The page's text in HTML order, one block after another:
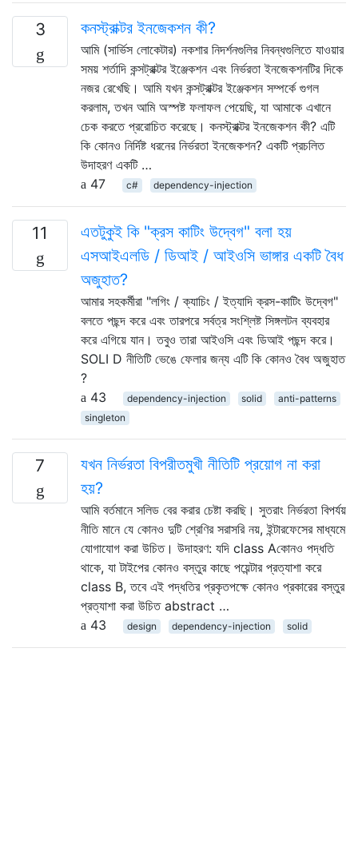
3 কনস্ট্রাক্টর ইনজেকশন কী?
আমি (সার্ভিস লোকেটার) নকশার নিদর্শনগুলির নিবন্ধগুলিতে যাওয়ার
সময় শর্তাদি কন্সট্রাক্টর ইঞ্জেকশন এবং নির্ভরতা ইনজেকশনটির দিকে
নজর রেখেছি। আমি যখন কন্সট্রাক্টর ইঞ্জেকশন সম্পর্কে গুগল
করলাম, তখন আমি অস্পষ্ট ফলাফল পেয়েছি, যা আমাকে এখানে
চেক করতে প্ররোচিত করেছে। কনস্ট্রাক্টর ইনজেকশন কী? এটি
কি কোনও নির্দিষ্ট ধরনের নির্ভরতা ইনজেকশন? একটি প্রচলিত
উদাহরণ একটি …
47
c# dependency-injection
11
এতটুকুই কি "ক্রস কাটিং উদ্বেগ" বলা হয়
এসআইএলডি / ডিআই / আইওসি ভাঙ্গার একটি বৈধ
অজুহাত?
আমার সহকর্মীরা "লগিং / ক্যাচিং / ইত্যাদি ক্রস-কাটিং উদ্বেগ"
বলতে পছন্দ করে এবং তারপরে সর্বত্র সংশ্লিষ্ট সিঙ্গলটন ব্যবহার
করে এগিয়ে যান। তবুও তারা আইওসি এবং ডিআই পছন্দ করে।
SOLI D নীতিটি ভেঙে ফেলার জন্য এটি কি কোনও বৈধ অজুহাত
?
43
dependency-injection solid
anti-patterns
singleton
7
যখন নির্ভরতা বিপরীতমুখী নীতিটি প্রয়োগ না করা
হয়?
আমি বর্তমানে সলিড বের করার চেষ্টা করছি। সুতরাং নির্ভরতা বিপর্যয়
নীতি মানে যে কোনও দুটি শ্রেণির সরাসরি নয়, ইন্টারফেসের মাধ্যমে
যোগাযোগ করা উচিত। উদাহরণ: যদি class Aকোনও পদ্ধতি
থাকে, যা টাইপের কোনও বস্তুর কাছে পয়েন্টার প্রত্যাশা করে
class B, তবে এই পদ্ধতির প্রকৃতপক্ষে কোনও প্রকারের বস্তুর
প্রত্যাশা করা উচিত abstract …
43
design dependency-injection solid